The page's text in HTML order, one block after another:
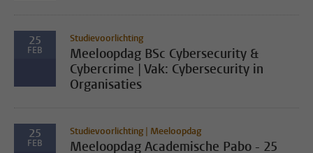
25
FEB
Studievoorlichting
Meeloopdag BSc Cybersecurity &
Cybercrime | Vak: Cybersecurity in
Organisaties
25
FEB
Studievoorlichting | Meeloopdag
Meeloopdag Academische Pabo - 25